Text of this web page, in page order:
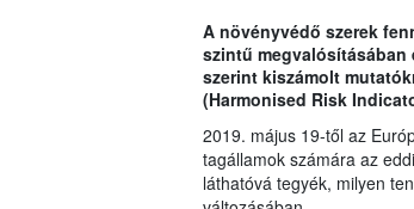
A növényvédő szerek
szintű megvalósításában
szerint kiszámolt
(Harmonised Risk
2019. május 19-től az
tagállamok számára az
láthatóvá tegyék, milyen